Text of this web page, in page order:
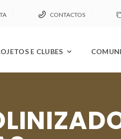
CONTACTOS
E CLUBES